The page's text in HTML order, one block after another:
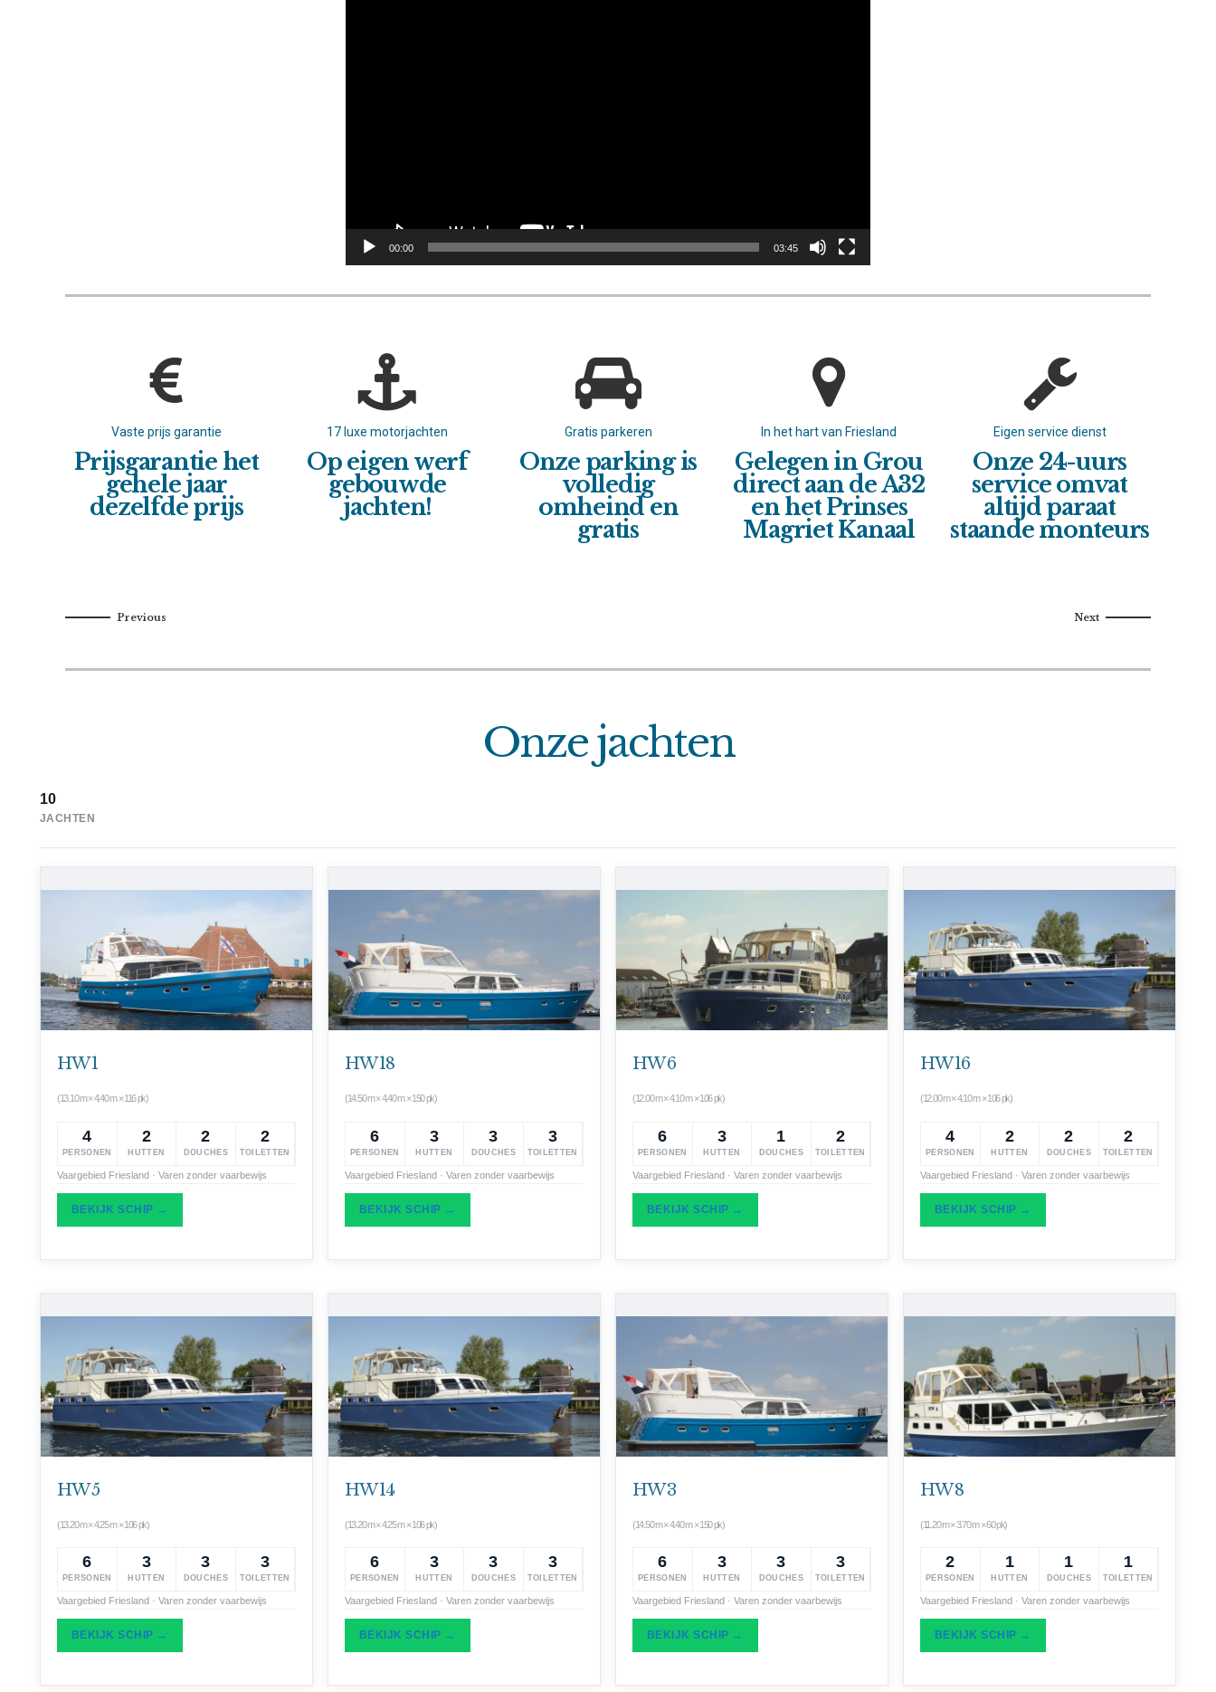
00:00 03:45
Vaste prijs garantie
Prijsgarantie het
gehele jaar
dezelfde prijs
17 luxe motorjachten
Op eigen werf
gebouwde
jachten!
Gratis parkeren
Onze parking is
volledig
omheind en
gratis
In het hart van Friesland
Gelegen in Grou
direct aan de A32
en het Prinses
Magriet Kanaal
Eigen service dienst
Onze 24-uurs
service omvat
altijd paraat
staande monteurs
Onze jachten
10
JACHTEN
HW 1
(13.10 m × 4.40 m × 116 pk)
4
PERSONEN
2
HUTTEN
2
DOUCHES
2
TOILETTEN
Vaargebied Friesland · Varen zonder vaarbewijs
BEKIJK SCHIP →
HW 18
(14.50 m × 4.40 m × 150 pk)
6
PERSONEN
3
HUTTEN
3
DOUCHES
3
TOILETTEN
Vaargebied Friesland · Varen zonder vaarbewijs
BEKIJK SCHIP →
HW 6
(12.00 m × 4.10 m × 106 pk)
6
PERSONEN
3
HUTTEN
1
DOUCHES
2
TOILETTEN
Vaargebied Friesland · Varen zonder vaarbewijs
BEKIJK SCHIP →
HW 16
(12.00 m × 4.10 m × 106 pk)
4
PERSONEN
2
HUTTEN
2
DOUCHES
2
TOILETTEN
Vaargebied Friesland · Varen zonder vaarbewijs
BEKIJK SCHIP →
HW 5
(13.20 m × 4.25 m × 106 pk)
6
PERSONEN
3
HUTTEN
3
DOUCHES
3
TOILETTEN
Vaargebied Friesland · Varen zonder vaarbewijs
BEKIJK SCHIP →
HW 14
(13.20 m × 4.25 m × 106 pk)
6
PERSONEN
3
HUTTEN
3
DOUCHES
3
TOILETTEN
Vaargebied Friesland · Varen zonder vaarbewijs
BEKIJK SCHIP →
HW 3
(14.50 m × 4.40 m × 150 pk)
6
PERSONEN
3
HUTTEN
3
DOUCHES
3
TOILETTEN
Vaargebied Friesland · Varen zonder vaarbewijs
BEKIJK SCHIP →
HW 8
(11.20 m × 3.70 m × 60 pk)
2
PERSONEN
1
HUTTEN
1
DOUCHES
1
TOILETTEN
Vaargebied Friesland · Varen zonder vaarbewijs
BEKIJK SCHIP →